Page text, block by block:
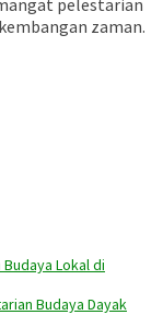
pelestarian
zaman.
Lokal di
Budaya Dayak